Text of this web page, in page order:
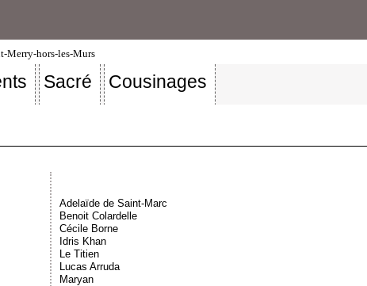
Merry-hors-les-Murs
Sacré Cousinages
Adelaïde de Saint-Marc
Benoit Colardelle
Cécile Borne
Idris Khan
Le Titien
Lucas Arruda
Maryan